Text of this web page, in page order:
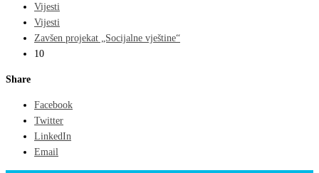
Vijesti
Vijesti
Zavšen projekat „Socijalne vještine“
10
Share
Facebook
Twitter
LinkedIn
Email